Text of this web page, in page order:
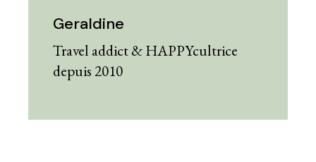
Geraldine
Travel addict & HAPPYcultrice
depuis 2010